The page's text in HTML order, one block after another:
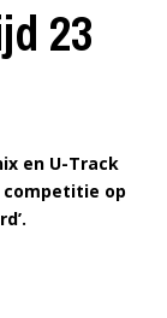
23
en U-Track
competitie op